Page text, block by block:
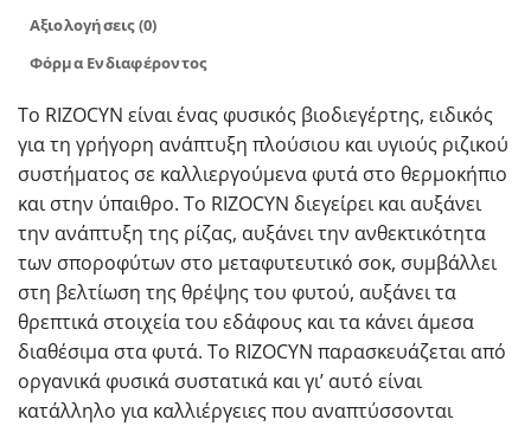
Αξιολογήσεις (0)
Φόρμα Ενδιαφέροντος
Το RIZOCYN είναι ένας φυσικός βιοδιεγέρτης, ειδικός
για τη γρήγορη ανάπτυξη πλούσιου και υγιούς ριζικού
συστήματος σε καλλιεργούμενα φυτά στο θερμοκήπιο
και στην ύπαιθρο. Το RIZOCYN διεγείρει και αυξάνει
την ανάπτυξη της ρίζας, αυξάνει την ανθεκτικότητα
των σποροφύτων στο μεταφυτευτικό σοκ, συμβάλλει
στη βελτίωση της θρέψης του φυτού, αυξάνει τα
θρεπτικά στοιχεία του εδάφους και τα κάνει άμεσα
διαθέσιμα στα φυτά. Το RIZOCYN παρασκευάζεται από
οργανικά φυσικά συστατικά και γι’ αυτό είναι
κατάλληλο για καλλιέργειες που αναπτύσσονται